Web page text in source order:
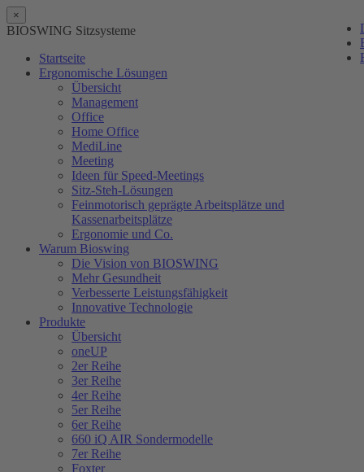
×
BIOSWING Sitzsysteme
Startseite
Ergonomische Lösungen
Übersicht
Management
Office
Home Office
MediLine
Meeting
Ideen für Speed-Meetings
Sitz-Steh-Lösungen
Feinmotorisch geprägte Arbeitsplätze und
Kassenarbeitsplätze
Ergonomie und Co.
Warum Bioswing
Die Vision von BIOSWING
Mehr Gesundheit
Verbesserte Leistungsfähigkeit
Innovative Technologie
Produkte
Übersicht
oneUP
2er Reihe
3er Reihe
4er Reihe
5er Reihe
6er Reihe
660 iQ AIR Sondermodelle
7er Reihe
Foxter